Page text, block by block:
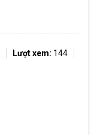
Lượt xem: 144